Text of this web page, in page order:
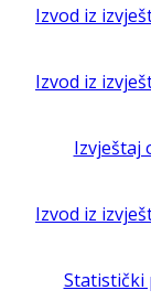
Izvod iz
Izvod iz
Izvještaj
Izvod iz
Statistički